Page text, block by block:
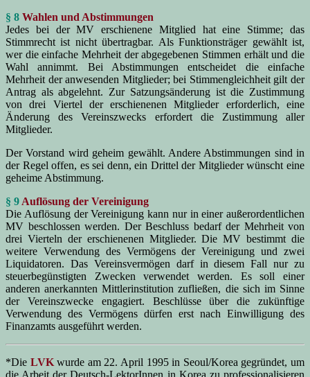
§ 8 Wahlen und Abstimmungen
Jedes bei der MV erschienene Mitglied hat eine Stimme; das
Stimmrecht ist nicht übertragbar. Als Funktionsträger gewählt ist,
wer die einfache Mehrheit der abgegebenen Stimmen erhält und die
Wahl annimmt. Bei Abstimmungen entscheidet die einfache
Mehrheit der anwesenden Mitglieder; bei Stimmengleichheit gilt der
Antrag als abgelehnt. Zur Satzungsänderung ist die Zustimmung
von drei Viertel der erschienenen Mitglieder erforderlich, eine
Änderung des Vereinszwecks erfordert die Zustimmung aller
Mitglieder.
Der Vorstand wird geheim gewählt. Andere Abstimmungen sind in
der Regel offen, es sei denn, ein Drittel der Mitglieder wünscht eine
geheime Abstimmung.
§ 9 Auflösung der Vereinigung
Die Auflösung der Vereinigung kann nur in einer außerordentlichen
MV beschlossen werden. Der Beschluss bedarf der Mehrheit von
drei Vierteln der erschienenen Mitglieder. Die MV bestimmt die
weitere Verwendung des Vermögens der Vereinigung und zwei
Liquidatoren. Das Vereinsvermögen darf in diesem Fall nur zu
steuerbegünstigten Zwecken verwendet werden. Es soll einer
anderen anerkannten Mittlerinstitution zufließen, die sich im Sinne
der Vereinszwecke engagiert. Beschlüsse über die zukünftige
Verwendung des Vermögens dürfen erst nach Einwilligung des
Finanzamts ausgeführt werden.
*Die LVK wurde am 22. April 1995 in Seoul/Korea gegründet, um
die Arbeit der Deutsch-LektorInnen in Korea zu professionalisieren